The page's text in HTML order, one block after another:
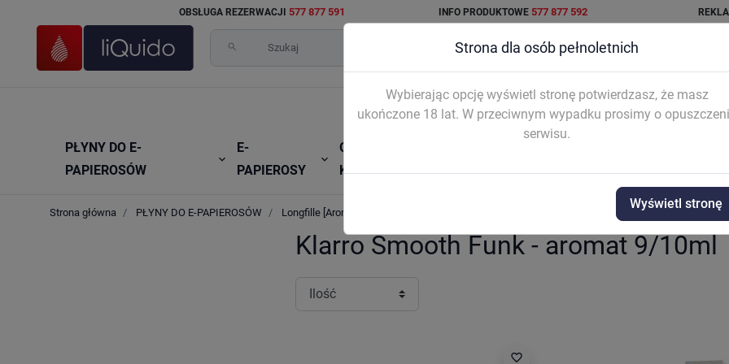
OBSŁUGA REZERWACJI 577 877 591 INFO PRODUKTOWE 577 877 592
search
PŁYNY DO E-
PAPIEROSÓW

E-
PAPIEROSY

GRZAŁKI I
KARTRIDŻE
INTEGRAL
Strona główna PŁYNY DO E-PAPIEROSÓW Longfille [Aromaty na 60ml]
Klarro Smooth Funk - aromat 9/10ml
favorite_border
Strona dla osób pełnoletnich
Wybierając opcję wyświetl stronę potwierdzasz, że masz
ukończone 18 lat. W przeciwnym wypadku prosimy o
serwisu.
Wyświetl stronę